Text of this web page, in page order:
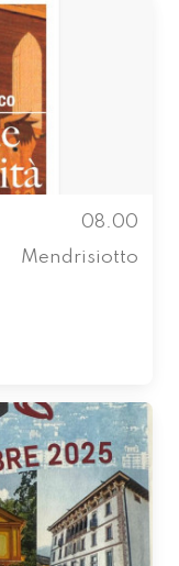
08.00
Mendrisiotto